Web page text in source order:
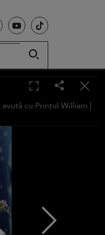
cu Prințul William |